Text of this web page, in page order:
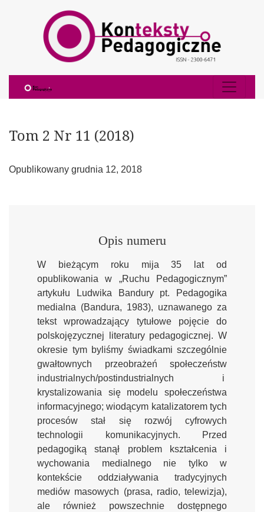
Tom 2 Nr 11 (2018)
Opublikowany grudnia 12, 2018
Opis numeru
W bieżącym roku mija 35 lat od
opublikowania w „Ruchu Pedagogicznym”
artykułu Ludwika Bandury pt. Pedagogika
medialna (Bandura, 1983), uznawanego za
tekst wprowadzający tytułowe pojęcie do
polskojęzycznej literatury pedagogicznej. W
okresie tym byliśmy świadkami szczególnie
gwałtownych przeobrażeń społeczeństw
industrialnych/postindustrialnych i
krystalizowania się modelu społeczeństwa
informacyjnego; wiodącym katalizatorem tych
procesów stał się rozwój cyfrowych
technologii komunikacyjnych. Przed
pedagogiką stanął problem kształcenia i
wychowania medialnego nie tylko w
kontekście oddziaływania tradycyjnych
mediów masowych (prasa, radio, telewizja),
ale również powszechnie dostępnego